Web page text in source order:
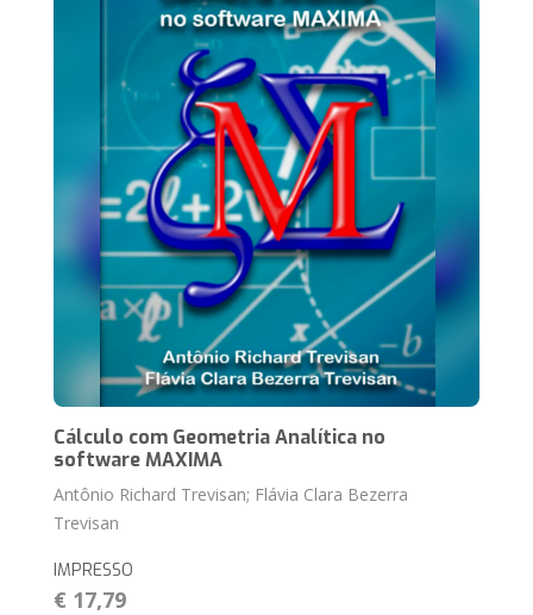
Cálculo com Geometria Analítica no
software MAXIMA
Antônio Richard Trevisan; Flávia Clara Bezerra
Trevisan
IMPRESSO
€ 17,79